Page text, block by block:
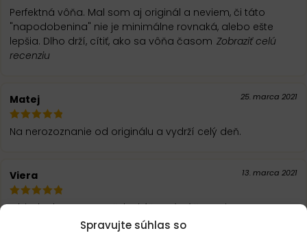
Spravujte súhlas so
Perfektná vôňa. Mal som aj originál a neviem, či táto
"napodobenina" nie je minimálne rovnaká, alebo ešte
lepšia. Dlho drží, cítiť, ako sa vôňa časom Zobraziť celú
recenziu
Matej 25. marca 2021
Na nerozoznanie od originálu a vydrží celý deň.
Viera 13. marca 2021
Objednala som manželovi úžasná vôňa sexi